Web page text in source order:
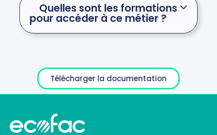
Quelles sont les formations
pour accéder à ce métier ?
Télécharger la documentation